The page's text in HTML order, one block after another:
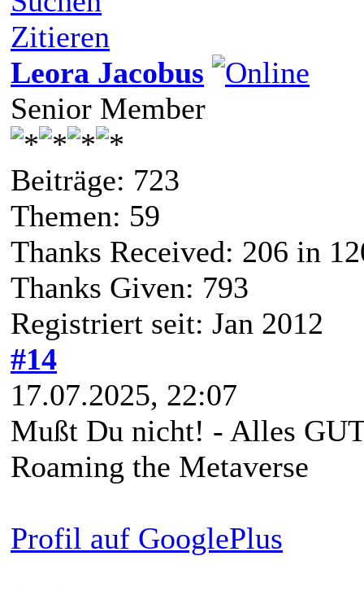
Zitieren
Leora Jacobus
Senior Member
Beiträge: 723
Themen: 59
Thanks Received: 206 in
Thanks Given: 793
Registriert seit: Jan 2012
#14
17.07.2025, 22:07
Mußt Du nicht! - Alles
Roaming the Metaverse
Profil auf GooglePlus